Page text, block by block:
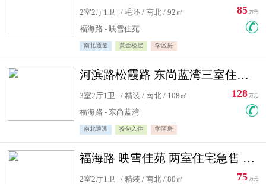
2室2厅1卫 | / 毛坯 / 南北 / 92㎡
福海路 - 映雪佳苑
南北通透 黄金楼层 学区房
85 万元
河滨路松霞路 东尚蓝湾三室住宅急售
3室2厅1卫 | / 精装 / 南北 / 108㎡
福海路 - 东尚蓝湾
南北通透 拎包入住 学区房
128 万元
福海路 映雪佳苑 两室住宅急售 可公积金贷款
2室2厅1卫 | / 精装 / 南北 / 80㎡
75 万元